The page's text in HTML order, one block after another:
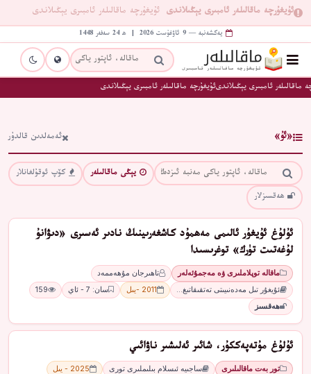
ئۇيغۇرچە ماقالىلەر ئامبىرى يېڭىلاندى ئۇيغۇرچە ماقالىلەر ئامبىرى يېڭىلاندى
يەكشەنبە — 9 ئاۋغۇست 2026 | ھ 24 سەفەر 1448
ماقالىلەر ئامبىرى يېڭىلاندىئۇيغۇرچە ماقالىلەر ئامبىرى يېڭىلاندى
«ئۇ» ئەمەلدىن قالدۇر
يېڭى ماقالىلەر
كۆپ ئوقۇلغانلار
ھەقسىزلار
ئۇلۇغ ئۇيغۇر ئالىمى مەھمۇد كاشغەرىينىڭ نادىر ئەسىرى «دىۋانۇ
لۇغەتىت تۈرك» توغرىسىدا
ماقالە توپلاملىرى ۋە مەجمۇئەلەر
تاھىرجان مۇھەممەد
ئۇيغۇر تىل مەدەنىيىتى تەتقىقاتىغ…
2011 -يىل سان: 7 - ئاي
159
ھەقسىز
ئۇلۇغ مۇتەپەككۇر، شائىر ئەلىشىر ناۋائىي
تور بەت ماقالىلىرى ساجىيە ئىسلام بىلىملىرى تورى
2025 - يىل